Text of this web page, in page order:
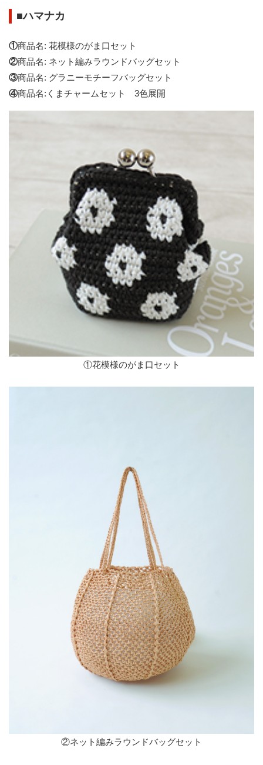
■ハマナカ
①商品名: 花模様のがま口セット
②商品名: ネット編みラウンドバッグセット
③商品名: グラニーモチーフバッグセット
④商品名:くまチャームセット 3色展開
①花模様のがま口セット
②ネット編みラウンドバッグセット